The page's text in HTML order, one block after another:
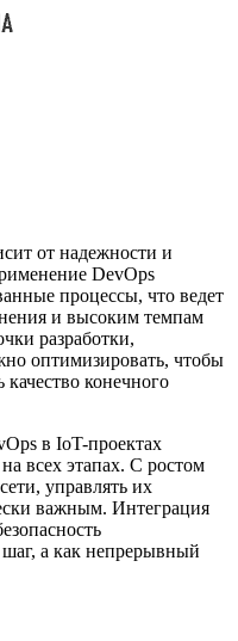
от надежности и
DevOps
процессы, что ведет
и высоким темпам
разработки,
оптимизировать, чтобы
конечного
в IoT-проектах
всех этапах. С ростом
управлять их
важным. Интеграция
шаг, а как непрерывный